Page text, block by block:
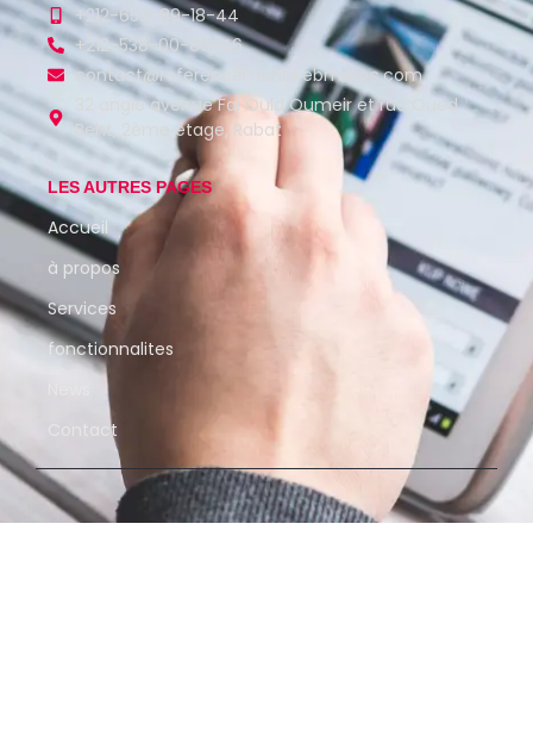
+212-650-89-18-44
+212-538-00-86-46
contact@referencementwebmaroc.com
32 angle avenue Fal Ould Oumeir et rue Oued
Beht, 2ème étage, Rabat
LES AUTRES PAGES
Accueil
à propos
Services
fonctionnalites
Contact